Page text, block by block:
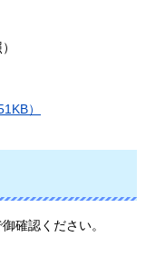
）
御確認ください。